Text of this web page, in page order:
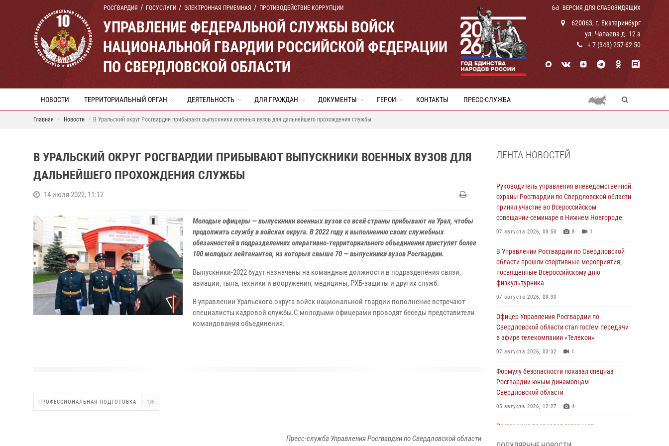
РОСГВАРДИЯ ГОСУСЛУГИ ЭЛЕКТРОННАЯ ПРИЕМНАЯ ПРОТИВОДЕЙСТВИЕ КОРРУПЦИИ ВЕРСИЯ ДЛЯ СЛАБОВИДЯЩИХ
УПРАВЛЕНИЕ ФЕДЕРАЛЬНОЙ СЛУЖБЫ ВОЙСК
НАЦИОНАЛЬНОЙ ГВАРДИИ РОССИЙСКОЙ ФЕДЕРАЦИИ
ПО СВЕРДЛОВСКОЙ ОБЛАСТИ
620063, г. Екатеринбург
ул. Чапаева д. 12 а
+ 7 (343) 257-62-50
НОВОСТИ ТЕРРИТОРИАЛЬНЫЙ ОРГАН ДЕЯТЕЛЬНОСТЬ ДЛЯ ГРАЖДАН ДОКУМЕНТЫ ГЕРОИ КОНТАКТЫ ПРЕСС-СЛУЖБА
Главная Новости В Уральский округ Росгвардии прибывают выпускники военных вузов для дальнейшего прохождения службы
В УРАЛЬСКИЙ ОКРУГ РОСГВАРДИИ ПРИБЫВАЮТ ВЫПУСКНИКИ ВОЕННЫХ ВУЗОВ ДЛЯ
ДАЛЬНЕЙШЕГО ПРОХОЖДЕНИЯ СЛУЖБЫ
14 июля 2022, 11:12
Молодые офицеры — выпускники военных вузов со всей страны прибывают на Урал, чтобы
продолжить службу в войсках округа. В 2022 году к выполнению своих служебных
обязанностей в подразделениях оперативно-территориального объединения приступят более
100 молодых лейтенантов, из которых свыше 70 — выпускники вузов Росгвардии.
Выпускники-2022 будут назначены на командные должности в подразделения связи,
авиации, тыла, техники и вооружения, медицины, РХБ-защиты и других служб.
В управлении Уральского округа войск национальной гвардии пополнение встречают
специалисты кадровой службы.С молодыми офицерами проводят беседы представители
командования объединения.
ПРОФЕССИОНАЛЬНАЯ ПОДГОТОВКА 136
Пресс-служба Управления Росгвардии по Свердловской области
ЛЕНТА НОВОСТЕЙ
Руководитель управления вневедомственной
охраны Росгвардии по Свердловской области
принял участие во Всероссийском
совещании-семинаре в Нижнем Новгороде
07 августа 2026, 09:59 8 1
В Управлении Росгвардии по Свердловской
области прошли спортивные мероприятия,
посвященные Всероссийскому дню
физкультурника
07 августа 2026, 09:30
Офицер Управления Росгвардии по
Свердловской области стал гостем передачи
в эфире телекомпании «Телекон»
07 августа 2026, 03:32 1
Формулу безопасности показал спецназ
Росгвардии юным динамовцам
Свердловской области
05 августа 2026, 12:27 4
Росгвардия проверяет готовность